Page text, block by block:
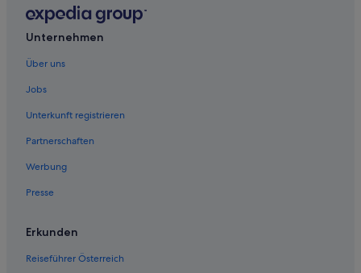
Unternehmen
Über uns
Jobs
Unterkunft registrieren
Partnerschaften
Werbung
Presse
Erkunden
Reiseführer Österreich